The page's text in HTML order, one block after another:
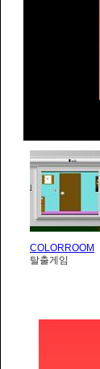
COLORROOM
탈출게임